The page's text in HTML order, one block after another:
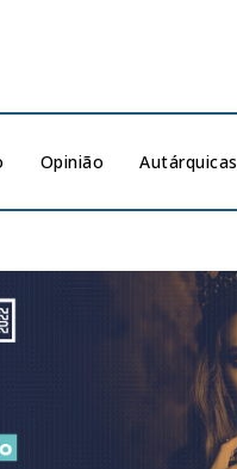
Opinião Autárquicas